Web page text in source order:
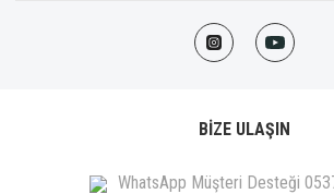
BİZE ULAŞIN
WhatsApp Müşteri Desteği